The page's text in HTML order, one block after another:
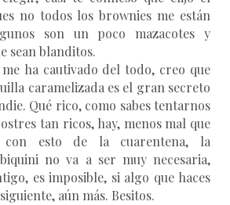
no todos los brownies me están
son un poco mazacotes y
sean blanditos.
ha cautivado del todo, creo que
caramelizada es el gran secreto
Qué rico, como sabes tentarnos
tan ricos, hay, menos mal que
con esto de la cuarentena, la
no va a ser muy necesaria,
es imposible, si algo que haces
aún más. Besitos.